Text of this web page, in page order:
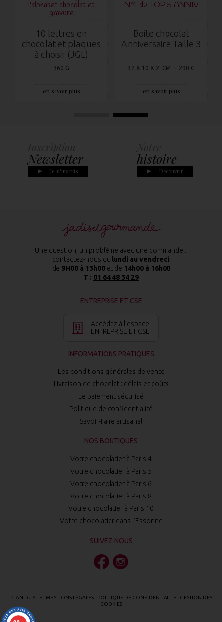
l'alphabet chocolat et
gravure
10 lettres en
chocolat et plaques
à choisir (JGL)
360 G
en savoir plus
N°4 du TOP 5 ANNIV
Boite chocolat
Anniversaire Taille 3
32 X 10 X 2 CM - 290 G
en savoir plus
Newsletter
Je m'inscris
histoire
Découvrir
Une question, un problème avec une commande...
contactez-nous du lundi au vendredi
de 9H00 à 13h00et de 14h00 à 16h00
T : 01 64 48 34 29
ENTREPRISE ET CSE
Accédez à l’espace
ENTREPRISE ET CSE
INFORMATIONS PRATIQUES
Les conditions générales de vente
Livraison de chocolat : délais et coûts
Le paiement sécurisé
Politique de confidentialité
Savoir-Faire artisanal
NOS BOUTIQUES
Votre chocolatier à Paris 4
Votre chocolatier à Paris 5
Votre chocolatier à Paris 6
Votre chocolatier à Paris 8
Votre chocolatier à Paris 10
Votre chocolatier dans l'Essonne
SUIVEZ-NOUS
PLAN DU SITE - MENTIONS LÉGALES- POLITIQUE DE CONFIDENTIALITÉ - GESTION DES
COOKIES